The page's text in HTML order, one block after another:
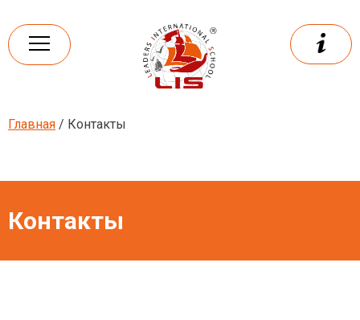
content
Leaders
International school
Главная / Контакты
Контакты